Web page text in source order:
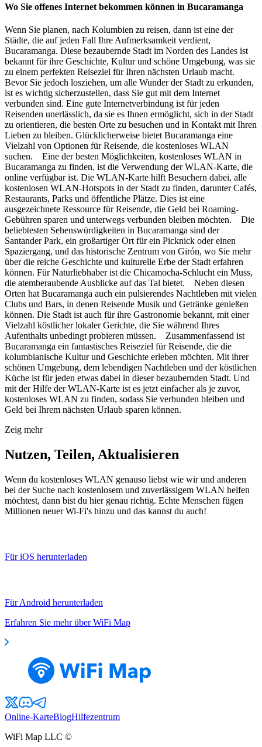
Wo Sie offenes Internet bekommen können in Bucaramanga
Wenn Sie planen, nach Kolumbien zu reisen, dann ist eine der
Städte, die auf jeden Fall Ihre Aufmerksamkeit verdient,
Bucaramanga. Diese bezaubernde Stadt im Norden des Landes ist
bekannt für ihre Geschichte, Kultur und schöne Umgebung, was sie
zu einem perfekten Reiseziel für Ihren nächsten Urlaub macht.
Bevor Sie jedoch losziehen, um alle Wunder der Stadt zu erkunden,
ist es wichtig sicherzustellen, dass Sie gut mit dem Internet
verbunden sind. Eine gute Internetverbindung ist für jeden
Reisenden unerlässlich, da sie es Ihnen ermöglicht, sich in der Stadt
zu orientieren, die besten Orte zu besuchen und in Kontakt mit Ihren
Lieben zu bleiben. Glücklicherweise bietet Bucaramanga eine
Vielzahl von Optionen für Reisende, die kostenloses WLAN
suchen. Eine der besten Möglichkeiten, kostenloses WLAN in
Bucaramanga zu finden, ist die Verwendung der WLAN-Karte, die
online verfügbar ist. Die WLAN-Karte hilft Besuchern dabei, alle
kostenlosen WLAN-Hotspots in der Stadt zu finden, darunter Cafés,
Restaurants, Parks und öffentliche Plätze. Dies ist eine
ausgezeichnete Ressource für Reisende, die Geld bei Roaming-
Gebühren sparen und unterwegs verbunden bleiben möchten. Die
beliebtesten Sehenswürdigkeiten in Bucaramanga sind der
Santander Park, ein großartiger Ort für ein Picknick oder einen
Spaziergang, und das historische Zentrum von Girón, wo Sie mehr
über die reiche Geschichte und kulturelle Erbe der Stadt erfahren
können. Für Naturliebhaber ist die Chicamocha-Schlucht ein Muss,
die atemberaubende Ausblicke auf das Tal bietet. Neben diesen
Orten hat Bucaramanga auch ein pulsierendes Nachtleben mit vielen
Clubs und Bars, in denen Reisende Musik und Getränke genießen
können. Die Stadt ist auch für ihre Gastronomie bekannt, mit einer
Vielzahl köstlicher lokaler Gerichte, die Sie während Ihres
Aufenthalts unbedingt probieren müssen. Zusammenfassend ist
Bucaramanga ein fantastisches Reiseziel für Reisende, die die
kolumbianische Kultur und Geschichte erleben möchten. Mit ihrer
schönen Umgebung, dem lebendigen Nachtleben und der köstlichen
Küche ist für jeden etwas dabei in dieser bezaubernden Stadt. Und
mit der Hilfe der WLAN-Karte ist es jetzt einfacher als je zuvor,
kostenloses WLAN zu finden, sodass Sie verbunden bleiben und
Geld bei Ihrem nächsten Urlaub sparen können.
Zeig mehr
Nutzen, Teilen, Aktualisieren
Wenn du kostenloses WLAN genauso liebst wie wir und anderen
bei der Suche nach kostenlosem und zuverlässigem WLAN helfen
möchtest, dann bist du hier genau richtig. Echte Menschen fügen
Millionen neuer Wi-Fi's hinzu und das kannst du auch!
Für iOS herunterladen
Für Android herunterladen
Erfahren Sie mehr über WiFi Map
Online-KarteBlogHilfezentrum
WiFi Map LLC ©